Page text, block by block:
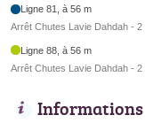
Ligne 81, à 56 m
Arrêt Chutes Lavie Dahdah - 2
Ligne 88, à 56 m
Arrêt Chutes Lavie Dahdah - 2
Informations